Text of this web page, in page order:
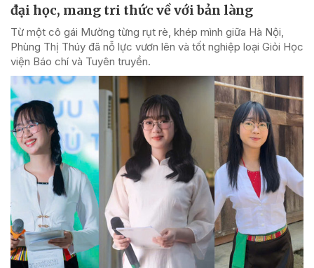
đại học, mang tri thức về với bản làng
Từ một cô gái Mường từng rụt rè, khép mình giữa Hà Nội,
Phùng Thị Thúy đã nỗ lực vươn lên và tốt nghiệp loại Giỏi Học
viện Báo chí và Tuyên truyền.